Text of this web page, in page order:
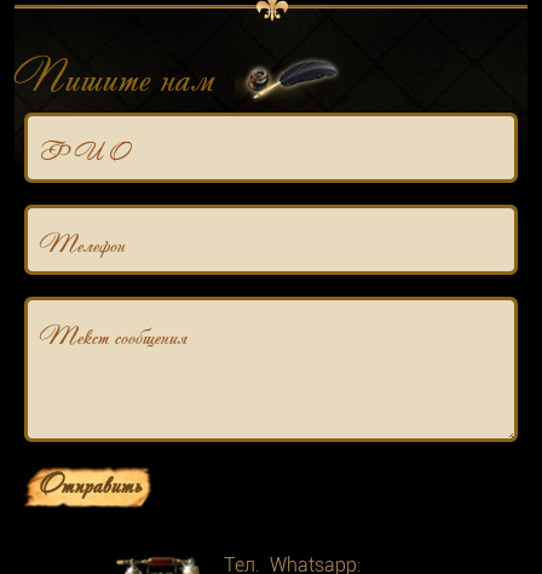
Пишите нам
Ф И О
Телефон
Текст сообщения
Отправить
Тел. Whatsapp: